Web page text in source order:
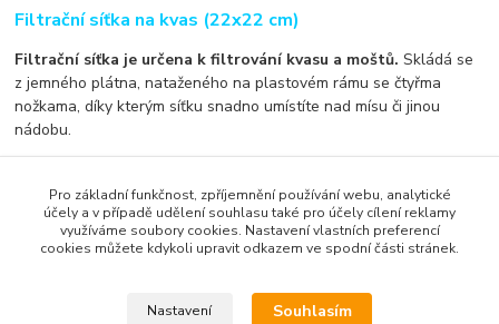
Filtrační síťka na kvas (22x22 cm)
Filtrační síťka je určena k filtrování kvasu a moštů. Skládá se
z jemného plátna, nataženého na plastovém rámu se čtyřma
nožkama, díky kterým síťku snadno umístíte nad mísu či jinou
nádobu.
doporučujeme síťku vyprat.
Materiál stojanu:plast
Materiál síťky:polypropylen
Švédsko
Pro základní funkčnost, zpříjemnění používání webu, analytické
účely a v případě udělení souhlasu také pro účely cílení reklamy
využíváme soubory cookies. Nastavení vlastních preferencí
cookies můžete kdykoli upravit odkazem ve spodní části stránek.
Nastavení Souhlasím